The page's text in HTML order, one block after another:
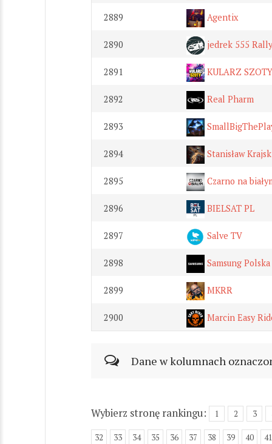
2889 Agentix
2890 jedrek 555
2891 KULARZ SZOTY
2892 Real Pharm
2893
2894 Stanisław
2895 Czarno na
2896 BIELSAT PL
2897 Salve TV
2898 Samsung Polska
2899 MKRR
2900 Marcin Easy
Dane w kolumnach
Wybierz stronę rankingu: 1 2 3
32 33 34 35 36 37 38 39 40 41